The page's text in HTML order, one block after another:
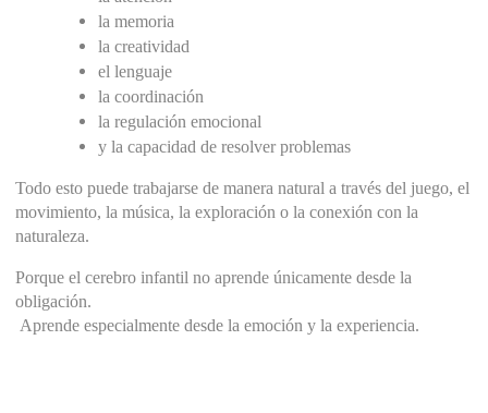
la memoria
la creatividad
el lenguaje
la coordinación
la regulación emocional
y la capacidad de resolver problemas
Todo esto puede trabajarse de manera natural a través del juego, el
movimiento, la música, la exploración o la conexión con la
naturaleza.
Porque el cerebro infantil no aprende únicamente desde la
obligación.
Aprende especialmente desde la emoción y la experiencia.